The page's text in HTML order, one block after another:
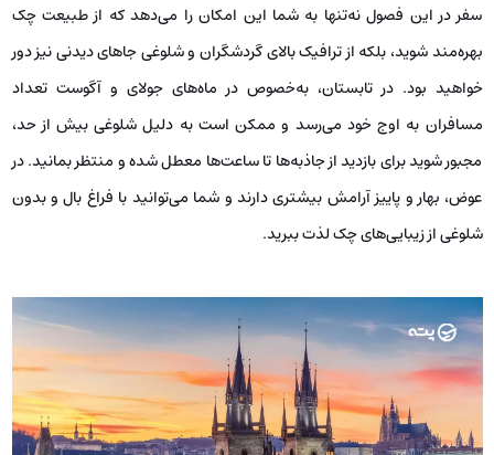
سفر در این فصول نه‌تنها به شما این امکان را می‌دهد که از طبیعت چک
بهره‌مند شوید، بلکه از ترافیک بالای گردشگران و شلوغی جاهای دیدنی نیز دور
خواهید بود. در تابستان، به‌خصوص در ماه‌های جولای و آگوست تعداد
مسافران به اوج خود می‌رسد و ممکن است به دلیل شلوغی بیش از حد،
مجبور شوید برای بازدید از جاذبه‌ها تا ساعت‌ها معطل شده و منتظر بمانید. در
عوض، بهار و پاییز آرامش بیشتری دارند و شما می‌توانید با فراغ بال و بدون
شلوغی از زیبایی‌های چک لذت ببرید.